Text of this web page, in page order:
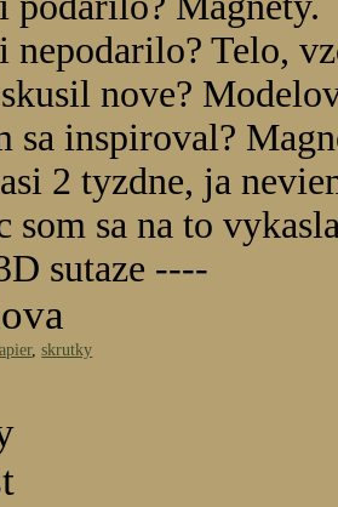
nepodarilo? Telo,
nove?
sa inspiroval?
2 tyzdne, ja
som sa na to
sutaze ----
,skrutky